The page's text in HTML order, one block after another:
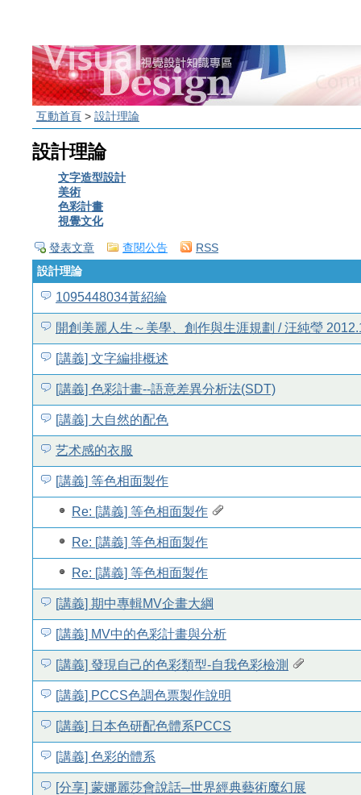
互動首頁 > 設計理論
設計理論
文字造型設計
美術
色彩計畫
視覺文化
發表文章 查閱公告
RSS
設計理論
1095448034黃紹綸
開創美麗人生～美學、創作與生涯規劃 / 汪純瑩
[講義] 文字編排概述
[講義] 色彩計畫--語意差異分析法(SDT)
[講義] 大自然的配色
艺术感的衣服
[講義] 等色相面製作
Re: [講義] 等色相面製作
Re: [講義] 等色相面製作
Re: [講義] 等色相面製作
[講義] 期中專輯MV企畫大綱
[講義] MV中的色彩計畫與分析
[講義] 發現自己的色彩類型-自我色彩檢測
[講義] PCCS色調色票製作說明
[講義] 日本色研配色體系PCCS
[講義] 色彩的體系
[分享] 蒙娜麗莎會說話─世界經典藝術魔幻展